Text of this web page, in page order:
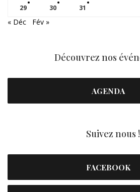
29 30 31
« Déc Fév »
Découvrez nos
AGENDA
Suivez nous !
FACEBOOK